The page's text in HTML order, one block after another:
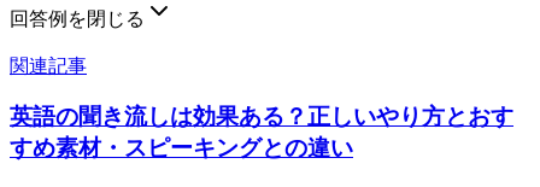
回答例を閉じる
関連記事
英語の聞き流しは効果ある？正しいやり方とおす
すめ素材・スピーキングとの違い